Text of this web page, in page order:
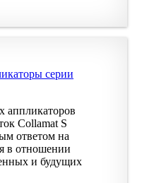
серии
аппликаторов
Collamat S
ответом на
в отношении
и будущих